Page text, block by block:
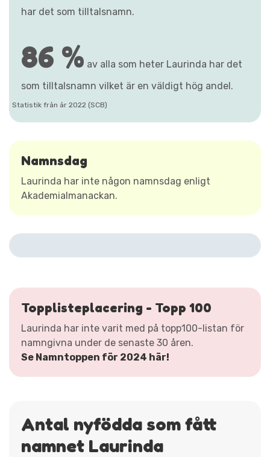
har det som tilltalsnamn.
86 % av alla som heter Laurinda har det
som tilltalsnamn vilket är en väldigt hög andel.
Statistik från år 2022 (SCB)
Namnsdag
Laurinda har inte någon namnsdag enligt
Akademialmanackan.
Topplisteplacering - Topp 100
Laurinda har inte varit med på topp100-listan för
namngivna under de senaste 30 åren.
Se Namntoppen för 2024 här!
Antal nyfödda som fått
namnet Laurinda